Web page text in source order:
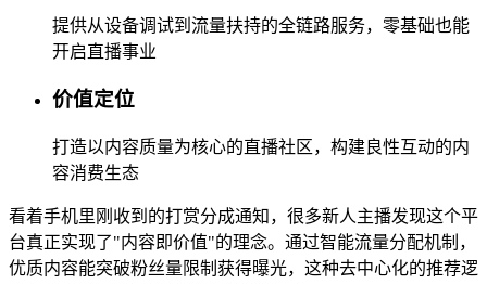
提供从设备调试到流量扶持的全链路服务，零基础也能
开启直播事业
价值定位
打造以内容质量为核心的直播社区，构建良性互动的内
容消费生态
看着手机里刚收到的打赏分成通知，很多新人主播发现这个平
台真正实现了"内容即价值"的理念。通过智能流量分配机制，
优质内容能突破粉丝量限制获得曝光，这种去中心化的推荐逻